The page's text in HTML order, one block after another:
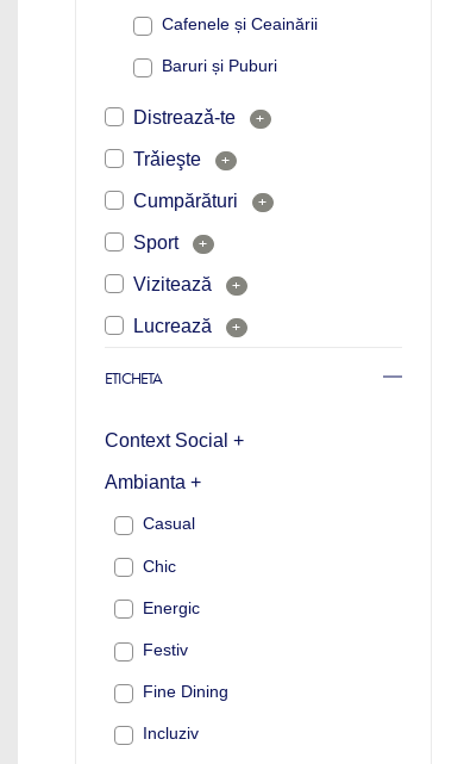
Cafenele și Ceainării
Baruri și Puburi
Distreazǎ-te +
Trǎieşte +
Cumpărături +
Sport +
Vizitează +
Lucrează +
ETICHETA
Context Social +
Ambianta +
Casual
Chic
Energic
Festiv
Fine Dining
Incluziv